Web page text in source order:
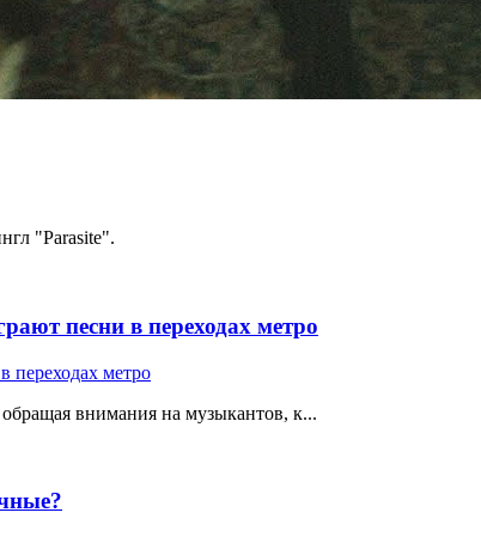
"Parasite".
песни в переходах метро
внимания на музыкантов, к...